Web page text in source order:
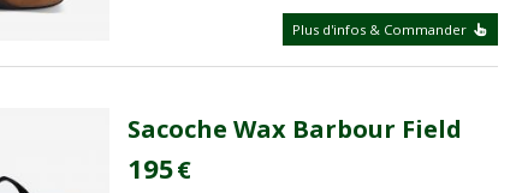
Plus d'infos & Commander
Sacoche Wax Barbour Field
195€